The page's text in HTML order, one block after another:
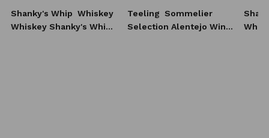
Shanky's Whip Whiskey
Whiskey Shanky's Whip
Teeling Sommelier
Selection Alentejo Wine